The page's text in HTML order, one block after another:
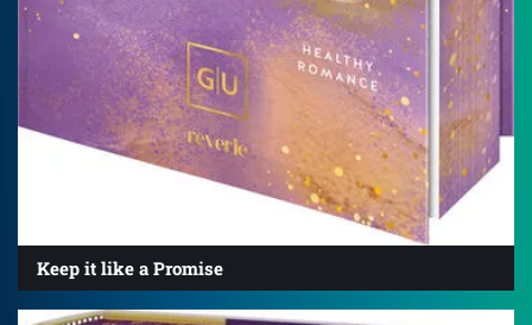
Keep it like a Promise